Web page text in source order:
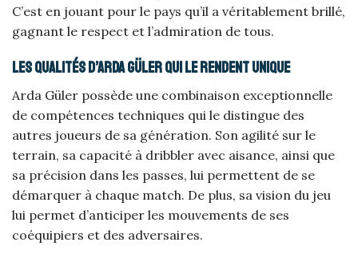
C’est en jouant pour le pays qu’il a véritablement brillé,
gagnant le respect et l’admiration de tous.
Les qualités d’Arda Güler qui le rendent unique
Arda Güler possède une combinaison exceptionnelle
de compétences techniques qui le distingue des
autres joueurs de sa génération. Son agilité sur le
terrain, sa capacité à dribbler avec aisance, ainsi que
sa précision dans les passes, lui permettent de se
démarquer à chaque match. De plus, sa vision du jeu
lui permet d’anticiper les mouvements de ses
coéquipiers et des adversaires.